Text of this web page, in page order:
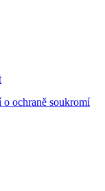
o ochraně soukromí